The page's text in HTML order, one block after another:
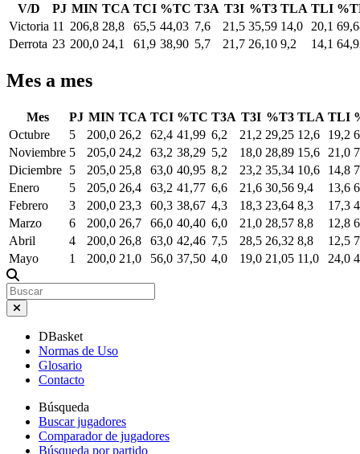
V/D PJ MIN TCA TCI %TC T3A T3I %T3 TLA TLI
Victoria 11 206,8 28,8 65,5 44,03 7,6 21,5 35,59 14,0 20,1
Derrota 23 200,0 24,1 61,9 38,90 5,7 21,7 26,10 9,2 14,1
Mes a mes
Mes PJ MIN TCA TCI %TC T3A T3I %T3 TLA TLI
Octubre
5 200,0 26,2 62,4 41,99 6,2 21,2 29,25 12,6 19,2
Noviembre 5 205,0 24,2 63,2 38,29 5,2 18,0 28,89 15,6 21,0
Diciembre 5 205,0 25,8 63,0 40,95 8,2 23,2 35,34 10,6 14,8
Enero
5 205,0 26,4 63,2 41,77 6,6 21,6 30,56 9,4 13,6
Febrero
3 200,0 23,3 60,3 38,67 4,3 18,3 23,64 8,3 17,3
Marzo
6 200,0 26,7 66,0 40,40 6,0 21,0 28,57 8,8 12,8
Abril
4 200,0 26,8 63,0 42,46 7,5 28,5 26,32 8,8 12,5
Mayo
1 200,0 21,0 56,0 37,50 4,0 19,0 21,05 11,0 24,0
DBasket
Normas de Uso
Glosario
Contacto
Búsqueda
Buscar jugadores
Comparador de jugadores
Búsqueda por partido